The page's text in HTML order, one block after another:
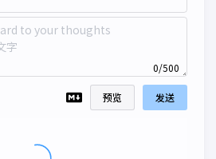
0/500
预览 发送